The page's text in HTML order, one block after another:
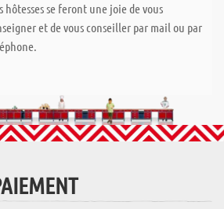
hôtesses se feront une joie de vous
et de vous conseiller par mail ou par